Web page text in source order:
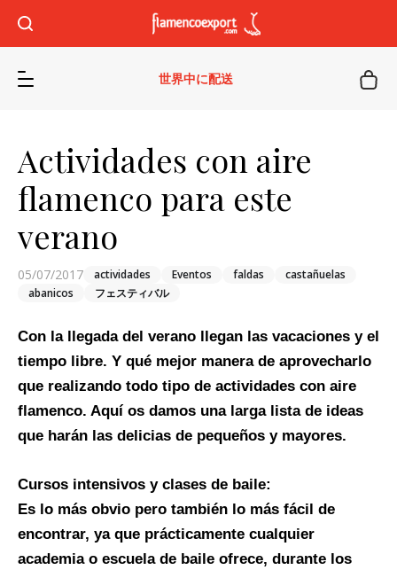
世界中に配送
Actividades con aire
flamenco para este
verano
05/07/2017 actividades Eventos faldas
castañuelas
abanicos
フェスティバル
Con la llegada del verano llegan las vacaciones y el
tiempo libre. Y qué mejor manera de aprovecharlo
que realizando todo tipo de actividades con aire
flamenco. Aquí os damos una larga lista de ideas
que harán las delicias de pequeños y mayores.
Cursos intensivos y clases de baile:
Es lo más obvio pero también lo más fácil de
encontrar, ya que prácticamente cualquier
academia o escuela de baile ofrece, durante los